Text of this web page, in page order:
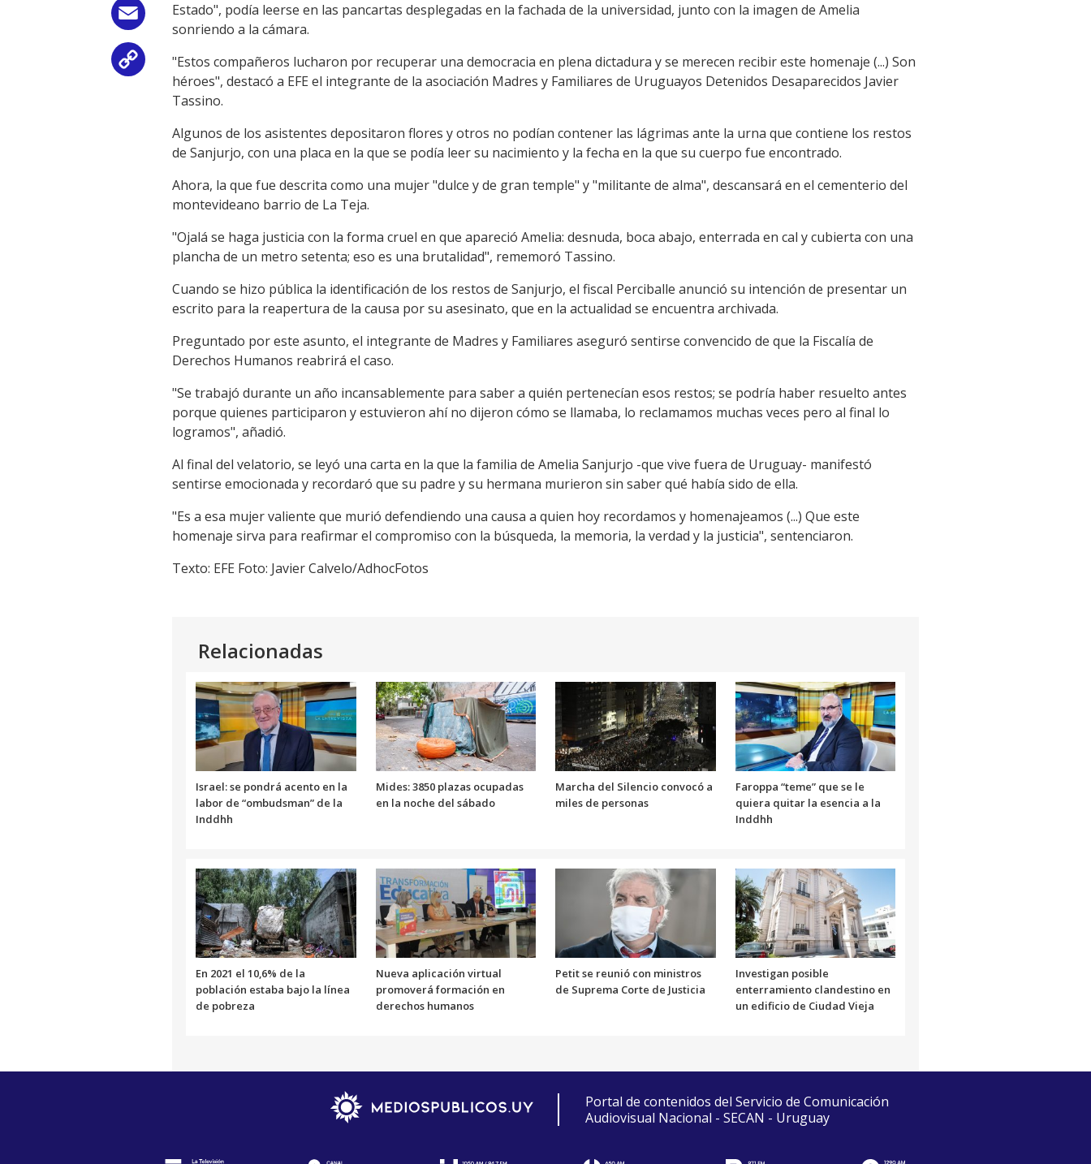
Email
Copy
Link
Estado", podía leerse en las pancartas desplegadas en la fachada de la universidad, junto con la imagen de Amelia
sonriendo a la cámara.
"Estos compañeros lucharon por recuperar una democracia en plena dictadura y se merecen recibir este homenaje (...) Son
héroes", destacó a EFE el integrante de la asociación Madres y Familiares de Uruguayos Detenidos Desaparecidos Javier
Tassino.
Algunos de los asistentes depositaron flores y otros no podían contener las lágrimas ante la urna que contiene los restos
de Sanjurjo, con una placa en la que se podía leer su nacimiento y la fecha en la que su cuerpo fue encontrado.
Ahora, la que fue descrita como una mujer "dulce y de gran temple" y "militante de alma", descansará en el cementerio del
montevideano barrio de La Teja.
"Ojalá se haga justicia con la forma cruel en que apareció Amelia: desnuda, boca abajo, enterrada en cal y cubierta con una
plancha de un metro setenta; eso es una brutalidad", rememoró Tassino.
Cuando se hizo pública la identificación de los restos de Sanjurjo, el fiscal Perciballe anunció su intención de presentar un
escrito para la reapertura de la causa por su asesinato, que en la actualidad se encuentra archivada.
Preguntado por este asunto, el integrante de Madres y Familiares aseguró sentirse convencido de que la Fiscalía de
Derechos Humanos reabrirá el caso.
"Se trabajó durante un año incansablemente para saber a quién pertenecían esos restos; se podría haber resuelto antes
porque quienes participaron y estuvieron ahí no dijeron cómo se llamaba, lo reclamamos muchas veces pero al final lo
logramos", añadió.
Al final del velatorio, se leyó una carta en la que la familia de Amelia Sanjurjo -que vive fuera de Uruguay- manifestó
sentirse emocionada y recordaró que su padre y su hermana murieron sin saber qué había sido de ella.
"Es a esa mujer valiente que murió defendiendo una causa a quien hoy recordamos y homenajeamos (...) Que este
homenaje sirva para reafirmar el compromiso con la búsqueda, la memoria, la verdad y la justicia", sentenciaron.
Texto: EFE Foto: Javier Calvelo/AdhocFotos
Relacionadas
Israel: se pondrá acento en la
labor de “ombudsman” de la
Inddhh
Mides: 3850 plazas ocupadas
en la noche del sábado
Marcha del Silencio convocó a
miles de personas
Faroppa “teme” que se le
quiera quitar la esencia a la
Inddhh
En 2021 el 10,6% de la
población estaba bajo la línea
de pobreza
Nueva aplicación virtual
promoverá formación en
derechos humanos
Petit se reunió con ministros
de Suprema Corte de Justicia
Investigan posible
enterramiento clandestino en
un edificio de Ciudad Vieja
Portal de contenidos del Servicio de Comunicación
Audiovisual Nacional - SECAN - Uruguay